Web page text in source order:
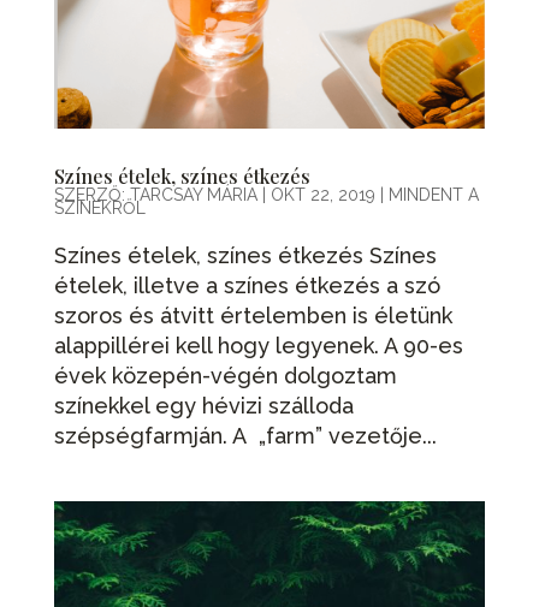
Színes ételek, színes étkezés
SZERZŐ:TARCSAY MÁRIA| OKT 22, 2019 MINDENT A
SZÍNEKRŐL
Színes ételek, színes étkezés Színes
ételek, illetve a színes étkezés a szó
szoros és átvitt értelemben is életünk
alappillérei kell hogy legyenek. A 90-es
évek közepén-végén dolgoztam
színekkel egy hévizi szálloda
szépségfarmján. A „farm” vezetője...